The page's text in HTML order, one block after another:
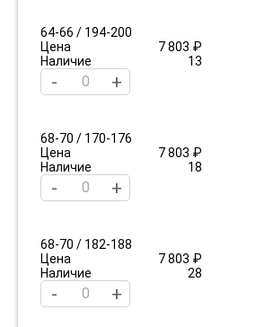
64-66 / 194-200
Цена
7 803 ₽
Наличие
13
- +
68-70 / 170-176
Цена
7 803 ₽
Наличие
18
- +
68-70 / 182-188
Цена
7 803 ₽
Наличие
28
- +